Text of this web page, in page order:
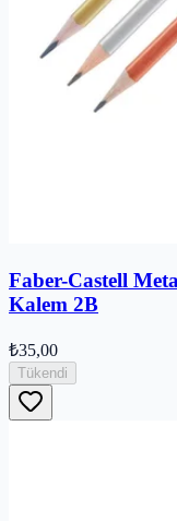
Faber-Castell
Kalem 2B
₺35,00
Tükendi